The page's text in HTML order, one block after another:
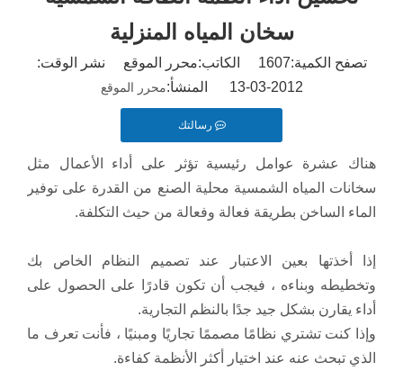
سخان المياه المنزلية
تصفح الكمية:1607 الكاتب:محرر الموقع نشر الوقت:
2012-03-13 المنشأ:
محرر الموقع
رسالتك
هناك عشرة عوامل رئيسية تؤثر على أداء الأعمال مثل
سخانات المياه الشمسية محلية الصنع من القدرة على توفير
الماء الساخن بطريقة فعالة وفعالة من حيث التكلفة.
إذا أخذتها بعين الاعتبار عند تصميم النظام الخاص بك
وتخطيطه وبناءه ، فيجب أن تكون قادرًا على الحصول على
أداء يقارن بشكل جيد جدًا بالنظم التجارية.
وإذا كنت تشتري نظامًا مصممًا تجاريًا ومبنيًا ، فأنت تعرف ما
الذي تبحث عنه عند اختيار أكثر الأنظمة كفاءة.